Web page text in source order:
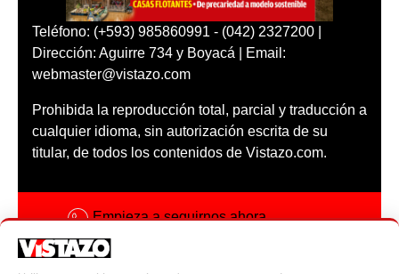
Teléfono: (+593) 985860991 - (042) 2327200 |
Dirección: Aguirre 734 y Boyacá | Email:
webmaster@vistazo.com
Prohibida la reproducción total, parcial y traducción a
cualquier idioma, sin autorización escrita de su
titular, de todos los contenidos de Vistazo.com.
Empieza a seguirnos ahora